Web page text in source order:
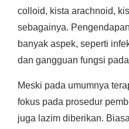
colloid, kista arachnoid,
sebagainya.
banyak aspek, seperti
dan gangguan fungsi
Meski pada umumnya
fokus pada prosedur
juga lazim diberikan.